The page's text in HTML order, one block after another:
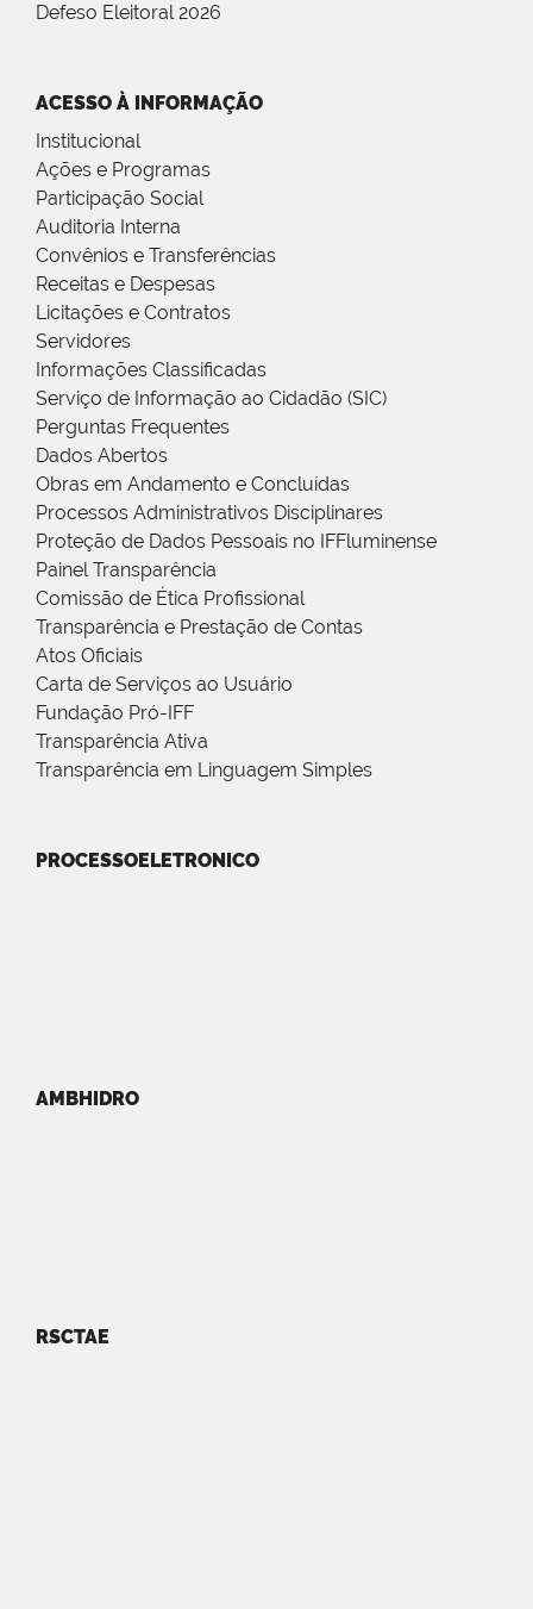
Defeso Eleitoral 2026
ACESSO À INFORMAÇÃO
Institucional
Ações e Programas
Participação Social
Auditoria Interna
Convênios e Transferências
Receitas e Despesas
Licitações e Contratos
Servidores
Informações Classificadas
Serviço de Informação ao Cidadão (SIC)
Perguntas Frequentes
Dados Abertos
Obras em Andamento e Concluídas
Processos Administrativos Disciplinares
Proteção de Dados Pessoais no IFFluminense
Painel Transparência
Comissão de Ética Profissional
Transparência e Prestação de Contas
Atos Oficiais
Carta de Serviços ao Usuário
Fundação Pró-IFF
Transparência Ativa
Transparência em Linguagem Simples
PROCESSOELETRONICO
AMBHIDRO
RSCTAE